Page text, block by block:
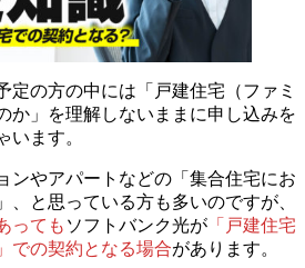
定の方の中には「戸建住宅（ファミ
か」を理解しないままに申し込みを
います。
ンやアパートなどの「集合住宅にお
、と思っている方も多いのですが、
っても ソフトバンク光が 「戸建住宅
での契約となる場合があります。